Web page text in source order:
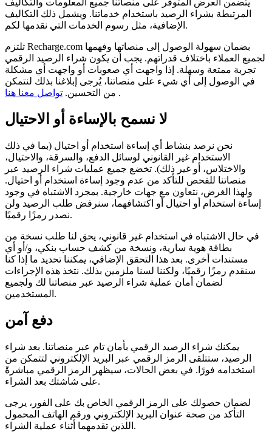
يتضمن العرض المتوفر على منصاتنا جميع المعلومات والتكاليف
المرتبطة بشراء الرصيد باستخدام خدماتنا. ويشمل ذلك التكاليف
الإضافية، مثل رسوم الخدمات التي نقدمها لكم.
تلتزم Recharge.com بضمان سهولة الوصول إلى منصاتها وفهمها
لجميع العملاء باختلاف قدراتهم. يجب أن يكون شراء الرصيد الرقمي
تجربة ممتعة وسهلة. إذا واجهت أي صعوبات أو واجهت أي مشكلة
في الوصول إلى أي شيء على منصاتنا، يُرجى إبلاغنا بذلك لنتمكن
من التحسين. تواصل معنا هنا .
لا نسمح بالإساءة أو الاحتيال
نحن نرصد بنشاط أي إساءة استخدام أو احتيال (بما في ذلك
الاستخدام غير القانوني لوسائل الدفع، والسرقة، والاحتيال،
والاختلاس، أو غير ذلك). تخضع جميع عمليات شراء الرصيد عبر
منصاتنا للفحص للتأكد من عدم وجود إساءة استخدام أو احتيال.
ولهذا الغرض، نتعاون مع جهات خارجية. بمجرد الاشتباه في وجود
إساءة استخدام أو احتيال أو اكتشافهما، سنرفض طلب الرصيد ولن
نصدر رمزًا رقميًا.
في حال الاشتباه في استخدام غير قانوني، يحق لنا طلب نسخة من
بطاقة هوية سارية، ونسخة من كشف حساب بنكي، و/أو أي
مستندات أخرى. بعد هذا التحقق الإضافي، يمكننا تحديد ما إذا كنا
سنقدم رمزًا رقميًا، ولكننا لسنا ملزمين بذلك. نتخذ هذه الإجراءات
لضمان أمان عملية شراء الرصيد عبر منصاتنا لك ولجميع
المستخدمين.
دفع آمن
يمكنك شراء الرصيد الرقمي بأمان تام عبر منصاتنا. بعد شراء
الرصيد، ستتلقى الرمز الرقمي عبر البريد الإلكتروني لتتمكن من
استخدامه فورًا. في بعض الحالات، سيظهر الرمز الرقمي مباشرةً
على شاشتك بعد الشراء.
لضمان حصولك على الرمز الرقمي الخاص بك على الفور، يرجى
التأكد من صحة عنوان البريد الإلكتروني ورقم الهاتف المحمول
اللذين تقدمهما أثناء عملية الشراء.